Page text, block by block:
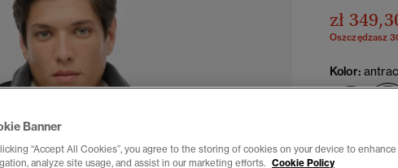
zł
Oszczędzasz
Kolor:
Wybierz
Banner
“Accept All Cookies”, you agree to the storing of cookies on your device to
analyze site usage, and assist in our marketing efforts. Cookie Policy